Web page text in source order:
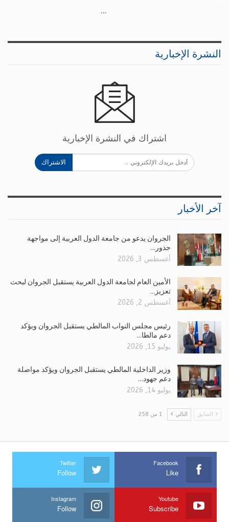
...
النشرة الإخبارية
اشتراك في النشرة الإخبارية
الاشتراك
آخر الأخبار
الجروان يدعو من جامعة الدول العربية إلى مواجهة
جذور…
أغسطس 3, 2026
الأمين العام لجامعة الدول العربية يستقبل الجروان لبحث
تعزيز…
أغسطس 2, 2026
رئيس مجلس النواب المالطي يستقبل الجروان ويؤكد
دعم مالطا…
يوليو 15, 2026
وزير الداخلية المالطي يستقبل الجروان ويؤكد مواصلة
دعم جهود…
يوليو 14, 2026
السابق التالي 1 من 258
Facebook
Like
Twitter
Follow
Youtube
Subscribe
Instagram
Follow